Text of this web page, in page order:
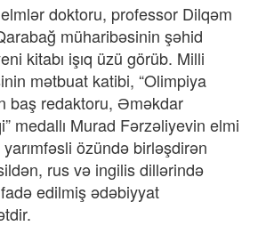
doktoru, professor Dilqəm
müharibəsinin şəhid
kitabı işıq üzü görüb. Milli
mətbuat katibi, “Olimpiya
baş redaktoru, Əməkdar
medallı Murad Fərzəliyevin elmi
özündə birləşdirən
rus və ingilis dillərində
edilmiş ədəbiyyat